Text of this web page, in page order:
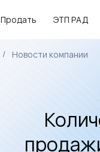
Продать ЭТП РАД
Новости компании